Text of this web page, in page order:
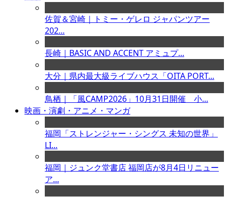
佐賀＆宮崎｜トミー・ゲレロ ジャパンツアー
202...
長崎｜BASIC AND ACCENT アミュプ...
大分｜県内最大級ライブハウス「OITA PORT...
鳥栖｜「風CAMP2026」10月31日開催 小...
映画・演劇・アニメ・マンガ
福岡「ストレンジャー・シングス 未知の世界」
LI...
福岡｜ジュンク堂書店 福岡店が8月4日リニュー
ア...